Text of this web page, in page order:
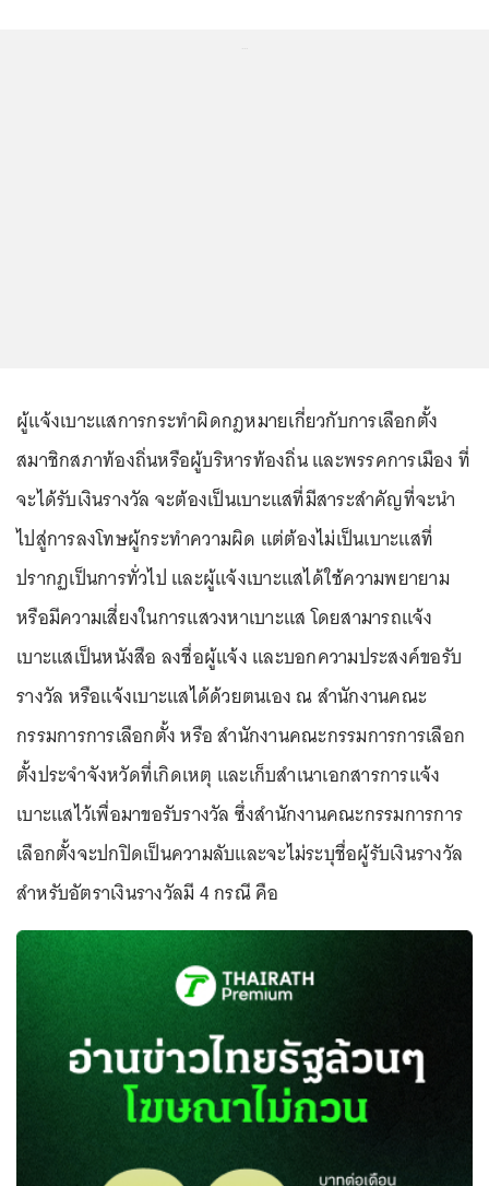
ผู้แจ้งเบาะแสการกระทำผิดกฎหมายเกี่ยวกับการเลือกตั้ง
สมาชิกสภาท้องถิ่นหรือผู้บริหารท้องถิ่น และพรรคการเมือง ที่
จะได้รับเงินรางวัล จะต้องเป็นเบาะแสที่มีสาระสำคัญที่จะนำ
ไปสู่การลงโทษผู้กระทำความผิด แต่ต้องไม่เป็นเบาะแสที่
ปรากฏเป็นการทั่วไป และผู้แจ้งเบาะแสได้ใช้ความพยายาม
หรือมีความเสี่ยงในการแสวงหาเบาะแส โดยสามารถแจ้ง
เบาะแสเป็นหนังสือ ลงชื่อผู้แจ้ง และบอกความประสงค์ขอรับ
รางวัล หรือแจ้งเบาะแสได้ด้วยตนเอง ณ สำนักงานคณะ
กรรมการการเลือกตั้ง หรือ สำนักงานคณะกรรมการการเลือก
ตั้งประจำจังหวัดที่เกิดเหตุ และเก็บสำเนาเอกสารการแจ้ง
เบาะแสไว้เพื่อมาขอรับรางวัล ซึ่งสำนักงานคณะกรรมการการ
เลือกตั้งจะปกปิดเป็นความลับและจะไม่ระบุชื่อผู้รับเงินรางวัล
สำหรับอัตราเงินรางวัลมี 4 กรณี คือ